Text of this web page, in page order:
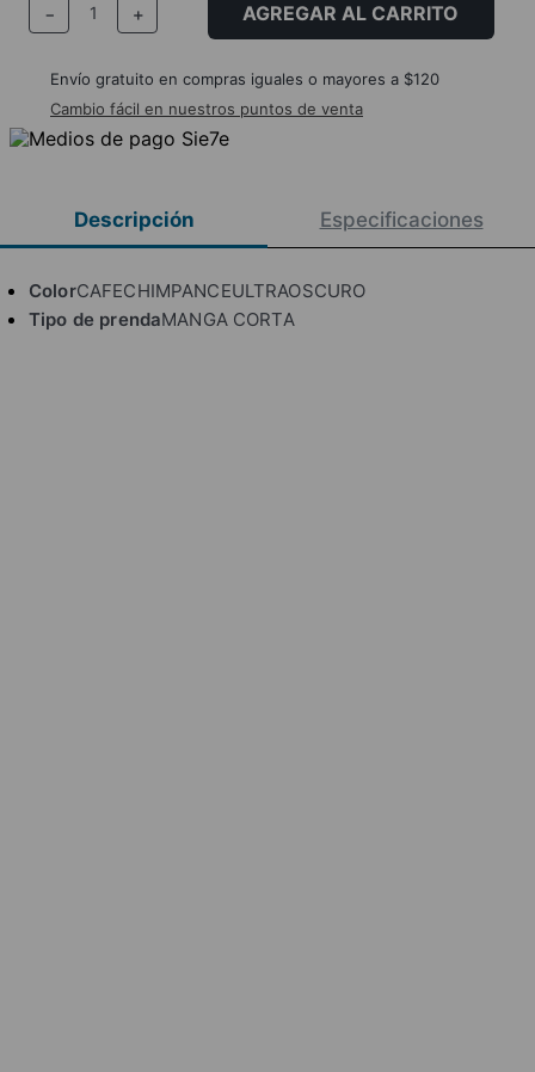
＋
－ AGREGAR AL CARRITO
Envío gratuito en compras iguales o mayores a $120
Cambio fácil en nuestros puntos de venta
Descripción Especificaciones
ColorCAFECHIMPANCEULTRAOSCURO
Tipo de prendaMANGA CORTA